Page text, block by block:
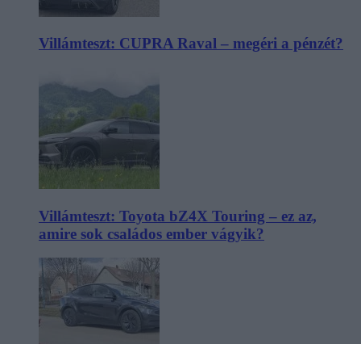
Villámteszt: CUPRA Raval – megéri a pénzét?
Villámteszt: Toyota bZ4X Touring – ez az,
amire sok családos ember vágyik?